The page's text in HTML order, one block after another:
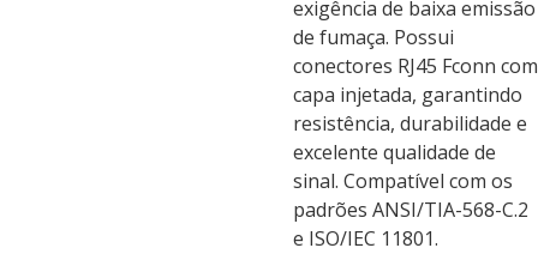
exigência de baixa emissão
de fumaça. Possui
conectores RJ45 Fconn com
capa injetada, garantindo
resistência, durabilidade e
excelente qualidade de
sinal. Compatível com os
padrões ANSI/TIA-568-C.2
e ISO/IEC 11801.